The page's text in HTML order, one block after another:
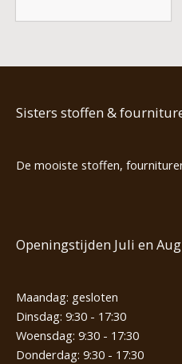
Sisters stoffen &
De mooiste stoffen,
Openingstijden Juli en
Maandag: gesloten
Dinsdag: 9:30 - 17:30
Woensdag: 9:30 - 17:30
Donderdag: 9:30 - 17:30